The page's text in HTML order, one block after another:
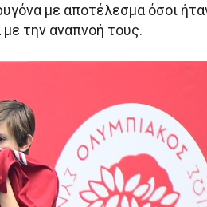
με αποτέλεσμα όσοι
την αναπνοή τους.